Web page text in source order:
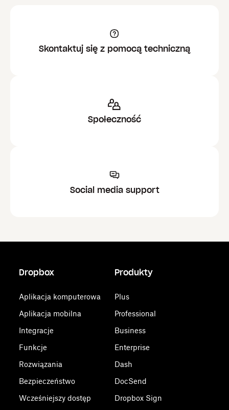
Skontaktuj się z pomocą techniczną
Społeczność
Social media support
Dropbox
Aplikacja komputerowa
Aplikacja mobilna
Integracje
Funkcje
Rozwiązania
Bezpieczeństwo
Wcześniejszy dostęp
Produkty
Plus
Professional
Business
Enterprise
Dash
DocSend
Dropbox Sign